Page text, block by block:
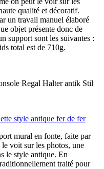
qualité et décoratif.
un travail manuel élaboré
objet présente donc de
support sont les suivantes :
total est de 710g.
style antique fer de fer
mural en fonte, faite par
voit sur les photos, une
le style antique. En
traité pour